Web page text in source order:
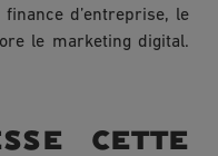
d’entreprise, le
le marketing digital.
cette